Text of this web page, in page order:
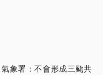
象署：不會形成三颱共